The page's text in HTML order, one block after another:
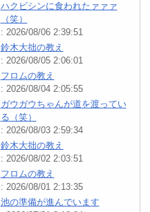
ハクビシンに食われたァァァ
（笑）
: 2026/08/06 2:39:51
鈴木大拙の教え
: 2026/08/05 2:06:01
フロムの教え
: 2026/08/04 2:05:55
ガウガウちゃんが道を渡ってい
る（笑）
: 2026/08/03 2:59:34
鈴木大拙の教え
: 2026/08/02 2:03:51
フロムの教え
: 2026/08/01 2:13:35
池の準備が進んでいます